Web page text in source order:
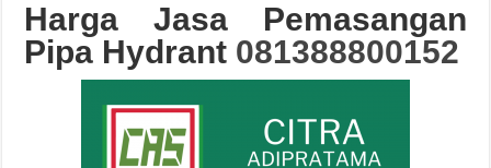
Harga Jasa Pemasangan
Pipa Hydrant 081388800152